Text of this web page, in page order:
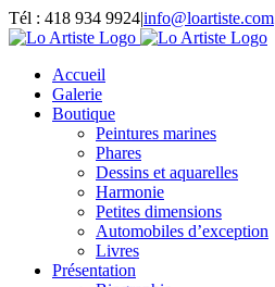
Passer
au
Tél : 418 934 9924|info@loartiste.com
Facebook
Instagram
Email
Pinterest
YouTube
Accueil
Galerie
Boutique
Peintures marines
Phares
Dessins et aquarelles
Harmonie
Petites dimensions
Automobiles d’exception
Livres
Présentation